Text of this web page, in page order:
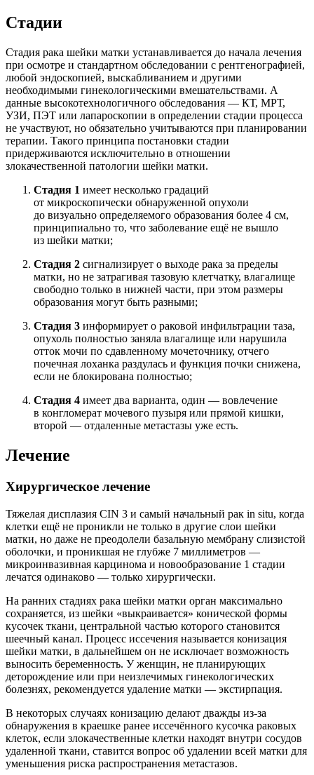
Стадии
Стадия рака шейки матки устанавливается до начала лечения
при осмотре и стандартном обследовании с рентгенографией,
любой эндоскопией, выскабливанием и другими
необходимыми гинекологическими вмешательствами. А
данные высокотехнологичного обследования — КТ, МРТ,
УЗИ, ПЭТ или лапароскопии в определении стадии процесса
не участвуют, но обязательно учитываются при планировании
терапии. Такого принципа постановки стадии
придерживаются исключительно в отношении
злокачественной патологии шейки матки.
Стадия 1 имеет несколько градаций
от микроскопически обнаруженной опухоли
до визуально определяемого образования более 4 см,
принципиально то, что заболевание ещё не вышло
из шейки матки;
Стадия 2 сигнализирует о выходе рака за пределы
матки, но не затрагивая тазовую клетчатку, влагалище
свободно только в нижней части, при этом размеры
образования могут быть разными;
Стадия 3 информирует о раковой инфильтрации таза,
опухоль полностью заняла влагалище или нарушила
отток мочи по сдавленному мочеточнику, отчего
почечная лоханка раздулась и функция почки снижена,
если не блокирована полностью;
Стадия 4 имеет два варианта, один — вовлечение
в конгломерат мочевого пузыря или прямой кишки,
второй — отдаленные метастазы уже есть.
Лечение
Хирургическое лечение
Тяжелая дисплазия CIN 3 и самый начальный рак in situ, когда
клетки ещё не проникли не только в другие слои шейки
матки, но даже не преодолели базальную мембрану слизистой
оболочки, и проникшая не глубже 7 миллиметров —
микроинвазивная карцинома и новообразование 1 стадии
лечатся одинаково — только хирургически.
На ранних стадиях рака шейки матки орган максимально
сохраняется, из шейки «выкраивается» конической формы
кусочек ткани, центральной частью которого становится
шеечный канал. Процесс иссечения называется конизация
шейки матки, в дальнейшем он не исключает возможность
выносить беременность. У женщин, не планирующих
деторождение или при неизлечимых гинекологических
болезнях, рекомендуется удаление матки — экстирпация.
В некоторых случаях конизацию делают дважды из-за
обнаружения в краешке ранее иссечённого кусочка раковых
клеток, если злокачественные клетки находят внутри сосудов
удаленной ткани, ставится вопрос об удалении всей матки для
уменьшения риска распространения метастазов.